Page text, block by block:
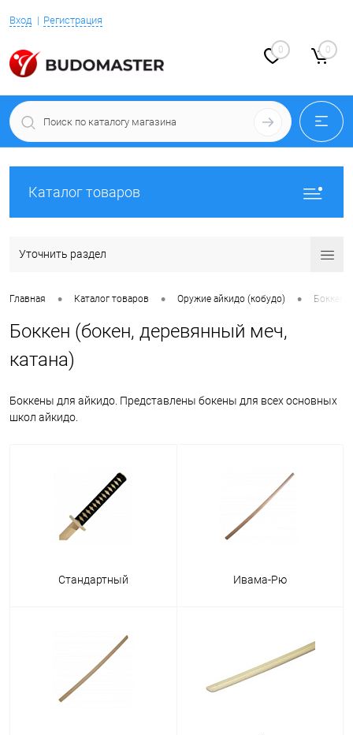
Вход Регистрация
0 0
Каталог товаров
Уточнить раздел
Главная • Каталог товаров • Оружие айкидо (кобудо) • Боккен
Боккен (бокен, деревянный меч,
катана)
Боккены для айкидо. Представлены бокены для всех основных
школ айкидо.
Стандартный Ивама-Рю